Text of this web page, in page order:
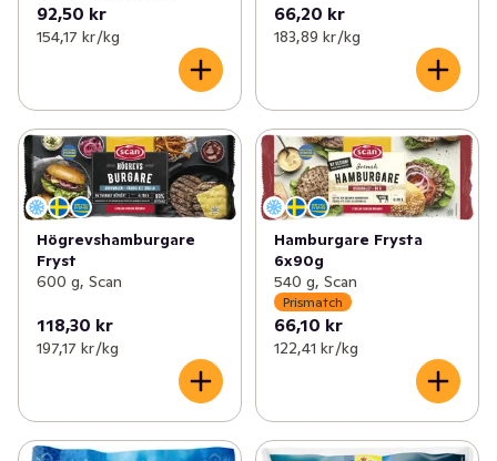
92,50 kr
154,17 kr /kg
66,20 kr
183,89 kr /kg
Högrevshamburgare
Fryst
600 g, Scan
118,30 kr
197,17 kr /kg
Hamburgare Frysta
6x90g
540 g, Scan
Prismatch
66,10 kr
122,41 kr /kg